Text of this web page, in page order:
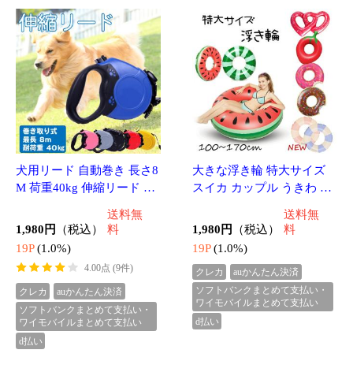
犬用リード 自動巻き 長さ8
M 荷重40kg 伸縮リード 巻
き取り式ドッグリード ペッ
ト 小型犬 中型犬 大型犬 K
M522G
1,980円（税込）
送料無
料
19P (1.0%)
4.00点 (9件)
クレカ
auかんたん決済
ソフトバンクまとめて支払い・
ワイモバイルまとめて支払い
d払い
大きな浮き輪 特大サイズ
スイカ カップル うきわ 可
愛い レッド 浮き輪 大きい
ビッグサイズ 120CM うき
わ 浮輪 夏 海水浴 海 川 プ
ール
1,980円 （税込）
送料無
料
19P (1.0%)
クレカ
auかんたん決済
ソフトバンクまとめて支払い・
ワイモバイルまとめて支払い